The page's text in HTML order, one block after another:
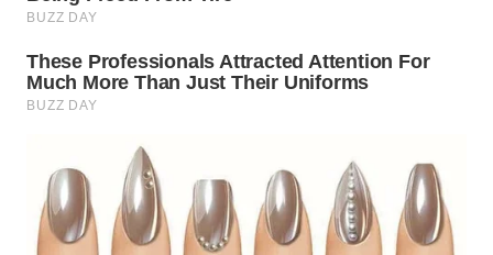
LABUHANBATU
WN
TAPANULI
TENGAH
WN DELI
SERDANG